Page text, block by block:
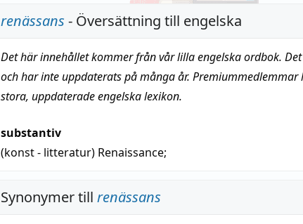
renässans - Översättning till engelska
Det här innehållet kommer från vår lilla engelska ordbok.
och har inte uppdaterats på många år.
stora, uppdaterade engelska lexikon.
substantiv
(konst - litteratur) Renaissance;
Synonymer till renässans